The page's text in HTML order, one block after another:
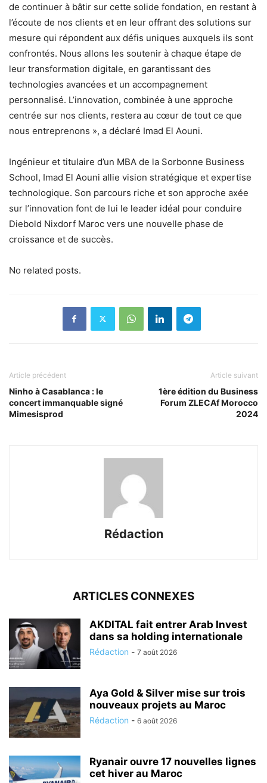
de continuer à bâtir sur cette solide fondation, en restant à
l’écoute de nos clients et en leur offrant des solutions sur
mesure qui répondent aux défis uniques auxquels ils sont
confrontés. Nous allons les soutenir à chaque étape de
leur transformation digitale, en garantissant des
technologies avancées et un accompagnement
personnalisé. L’innovation, combinée à une approche
centrée sur nos clients, restera au cœur de tout ce que
nous entreprenons », a déclaré Imad El Aouni.
Ingénieur et titulaire d’un MBA de la Sorbonne Business
School, Imad El Aouni allie vision stratégique et expertise
technologique. Son parcours riche et son approche axée
sur l’innovation font de lui le leader idéal pour conduire
Diebold Nixdorf Maroc vers une nouvelle phase de
croissance et de succès.
No related posts.
Article précédent
Ninho à Casablanca : le
concert immanquable signé
Mimesisprod
Article suivant
1ère édition du Business
Forum ZLECAf Morocco
2024
Rédaction
ARTICLES CONNEXES
AKDITAL fait entrer Arab Invest
dans sa holding internationale
Rédaction - 7 août 2026
Aya Gold & Silver mise sur trois
nouveaux projets au Maroc
Rédaction - 6 août 2026
Ryanair ouvre 17 nouvelles lignes
cet hiver au Maroc